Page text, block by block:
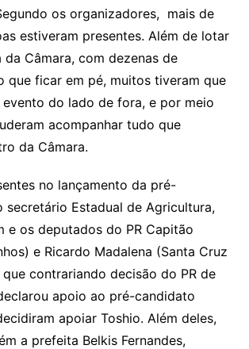
os organizadores, mais de
estiveram presentes. Além de lotar
Câmara, com dezenas de
que ficar em pé, muitos tiveram que
do lado de fora, e por meio
acompanhar tudo que
da Câmara.
no lançamento da pré-
Estadual de Agricultura,
e os deputados do PR Capitão
e Ricardo Madalena (Santa Cruz
contrariando decisão do PR de
apoio ao pré-candidato
apoiar Toshio. Além deles,
a prefeita Belkis Fernandes,